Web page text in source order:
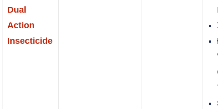
Dual
Action
Insecticide